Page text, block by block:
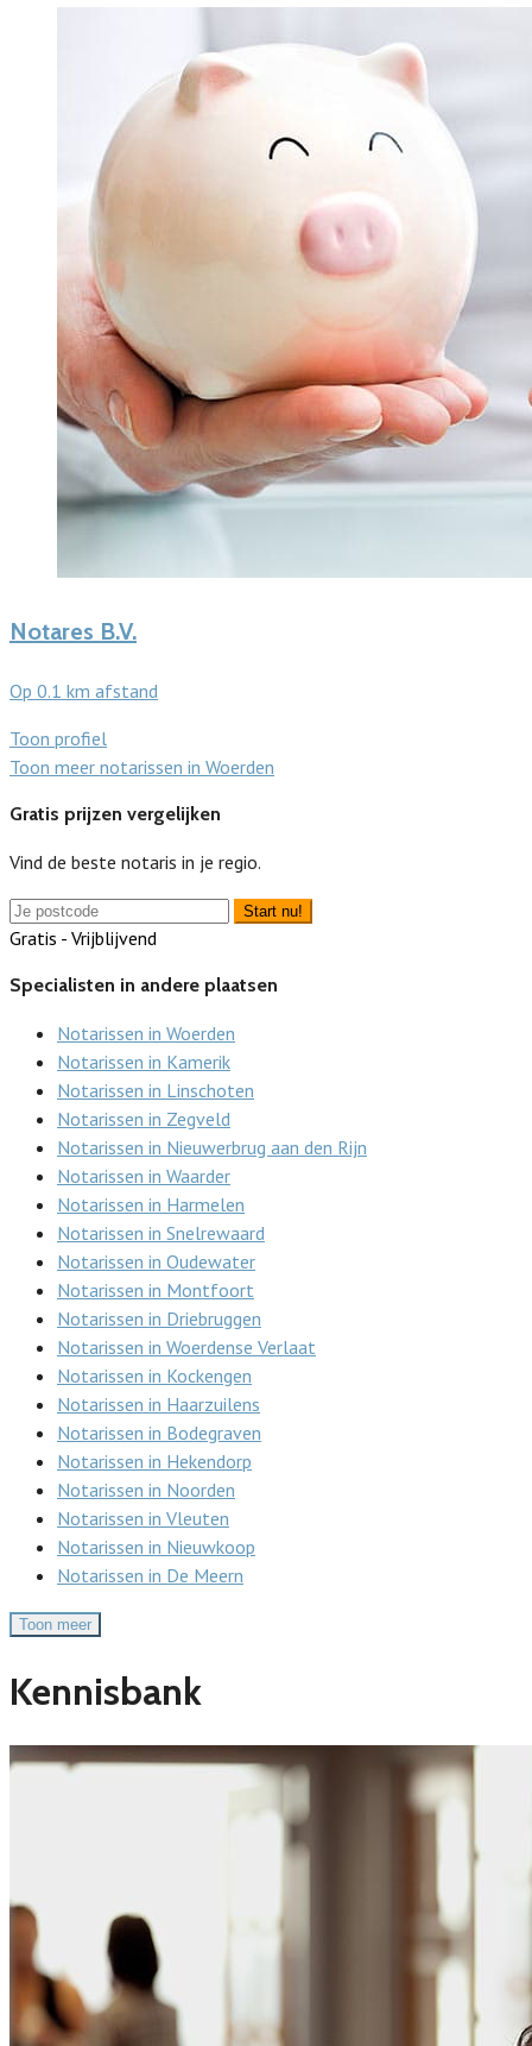
Notares B.V.
Op 0.1 km afstand
Toon profiel
Toon meer notarissen in Woerden
Gratis prijzen vergelijken
Vind de beste notaris in je regio.
Start nu!
Gratis - Vrijblijvend
Specialisten in andere plaatsen
Notarissen in Woerden
Notarissen in Kamerik
Notarissen in Linschoten
Notarissen in Zegveld
Notarissen in Nieuwerbrug aan den Rijn
Notarissen in Waarder
Notarissen in Harmelen
Notarissen in Snelrewaard
Notarissen in Oudewater
Notarissen in Montfoort
Notarissen in Driebruggen
Notarissen in Woerdense Verlaat
Notarissen in Kockengen
Notarissen in Haarzuilens
Notarissen in Bodegraven
Notarissen in Hekendorp
Notarissen in Noorden
Notarissen in Vleuten
Notarissen in Nieuwkoop
Notarissen in De Meern
Toon meer
Kennisbank